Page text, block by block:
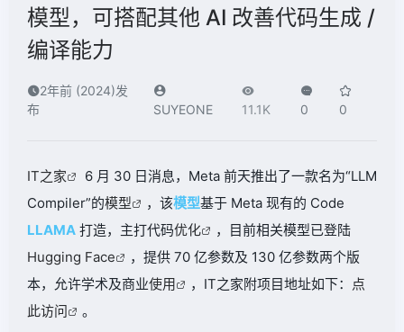
模型，可搭配其他 AI 改善代码生成 /
编译能力
2年前 (2024)发
布
SUYEONE 11.1K 0 0
IT之家
6 月 30 日消息，Meta 前天推出了一款名为“LLM
Compiler”的模型 ，该模型基于 Meta 现有的 Code
LLAMA 打造，主打代码优化
，目前相关模型已登陆
Hugging Face
，提供 70 亿参数及 130 亿参数两个版
本，允许学术及商业使用 ，IT之家附项目地址如下：
点
此访问
。